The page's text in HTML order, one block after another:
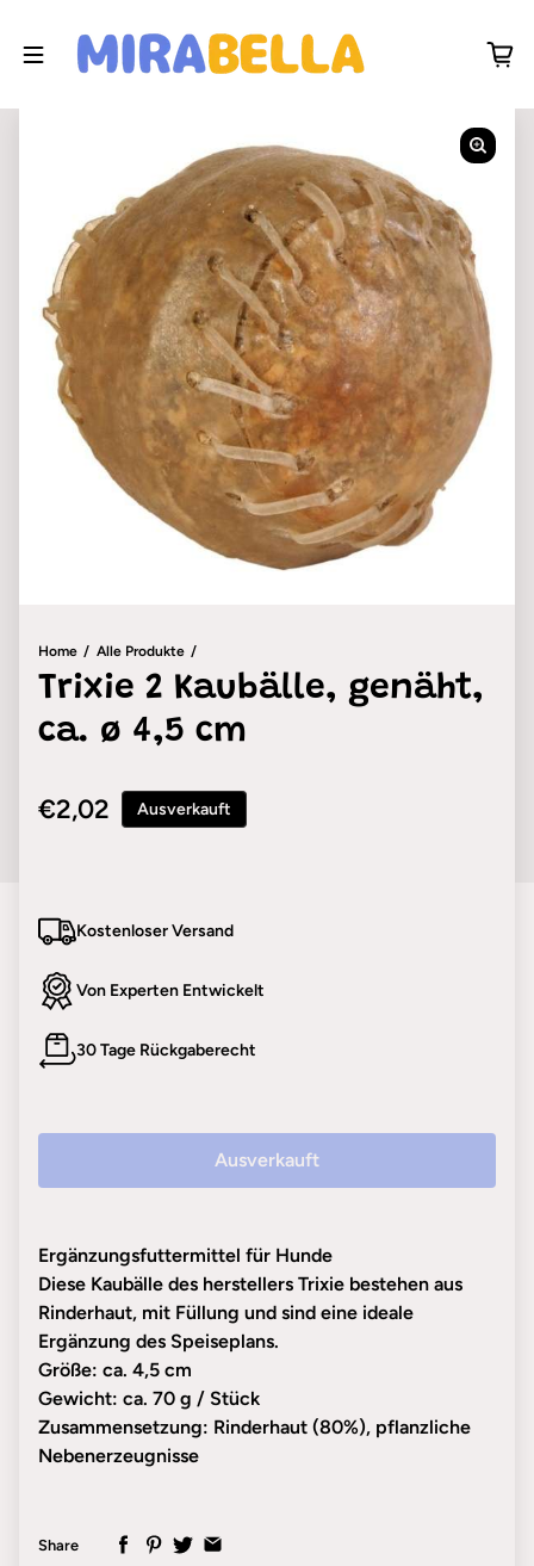
Home Alle Produkte
Trixie 2 Kaubälle, genäht,
ca. ø 4,5 cm
Regulärer Preis
€2,02 Ausverkauft
Kostenloser Versand
Von Experten Entwickelt
30 Tage Rückgaberecht
Ausverkauft
Ergänzungsfuttermittel für Hunde
Diese Kaubälle des herstellers Trixie bestehen aus
Rinderhaut, mit Füllung und sind eine ideale
Ergänzung des Speiseplans.
Größe: ca. 4,5 cm
Gewicht: ca. 70 g / Stück
Zusammensetzung: Rinderhaut (80%), pflanzliche
Nebenerzeugnisse
Share